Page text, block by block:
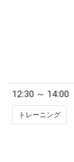
12:30 ～ 14:00
トレーニング